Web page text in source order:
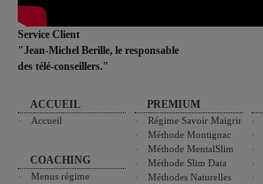
Service Client
"Jean-Michel Berille, le responsable
des télé-conseillers."
ACCUEIL
Accueil
COACHING
Menus régime
PREMIUM
Régime Savoir Maigrir
Méthode Montignac
Méthode MentalSlim
Méthode Slim Data
Méthodes Naturelles